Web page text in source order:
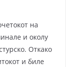
на
и околу
Откако
и биле